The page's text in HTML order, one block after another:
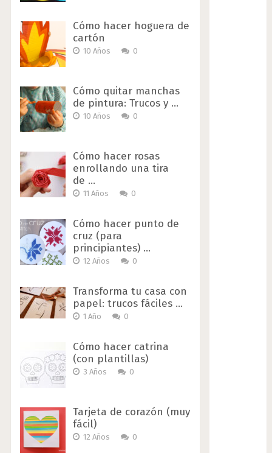
Cómo hacer hoguera de
cartón
10 Años 0
Cómo quitar manchas
de pintura: Trucos y …
10 Años 0
Cómo hacer rosas
enrollando una tira
de …
11 Años 0
Cómo hacer punto de
cruz (para
principiantes) …
12 Años 0
Transforma tu casa con
papel: trucos fáciles …
1 Año 0
Cómo hacer catrina
(con plantillas)
3 Años 0
Tarjeta de corazón (muy
fácil)
12 Años 0